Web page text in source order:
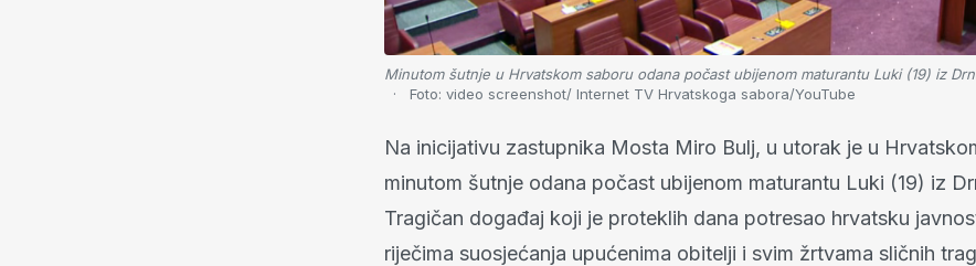
Minutom šutnje u Hrvatskom saboru odana počast ubijenom maturantu Luki (19) iz
Foto: video screenshot/ Internet TV Hrvatskoga sabora/YouTube
Na inicijativu zastupnika Mosta Miro Bulj, u utorak je u
minutom šutnje odana počast ubijenom maturantu Luki (19) iz
Tragičan događaj koji je proteklih dana potresao hrvatsku
riječima suosjećanja upućenima obitelji i svim žrtvama sličnih